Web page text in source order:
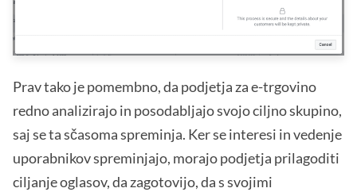
Prav tako je pomembno, da podjetja za e-trgovino
redno analizirajo in posodabljajo svojo ciljno skupino,
saj se ta sčasoma spreminja. Ker se interesi in vedenje
uporabnikov spreminjajo, morajo podjetja prilagoditi
ciljanje oglasov, da zagotovijo, da s svojimi